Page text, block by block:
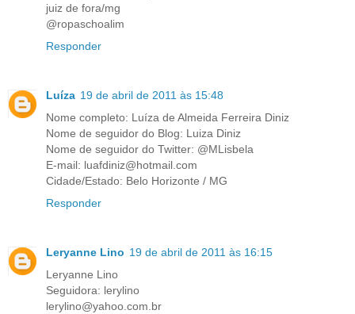
juiz de fora/mg
@ropaschoalim
Responder
Luíza 19 de abril de 2011 às 15:48
Nome completo: Luíza de Almeida Ferreira Diniz
Nome de seguidor do Blog: Luiza Diniz
Nome de seguidor do Twitter: @MLisbela
E-mail: luafdiniz@hotmail.com
Cidade/Estado: Belo Horizonte / MG
Responder
Leryanne Lino 19 de abril de 2011 às 16:15
Leryanne Lino
Seguidora: lerylino
lerylino@yahoo.com.br